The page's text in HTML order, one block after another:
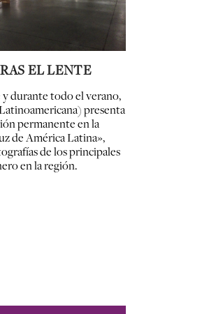
EL LENTE
durante todo el verano,
presenta
permanente en la
de América Latina»,
de los principales
en la región.